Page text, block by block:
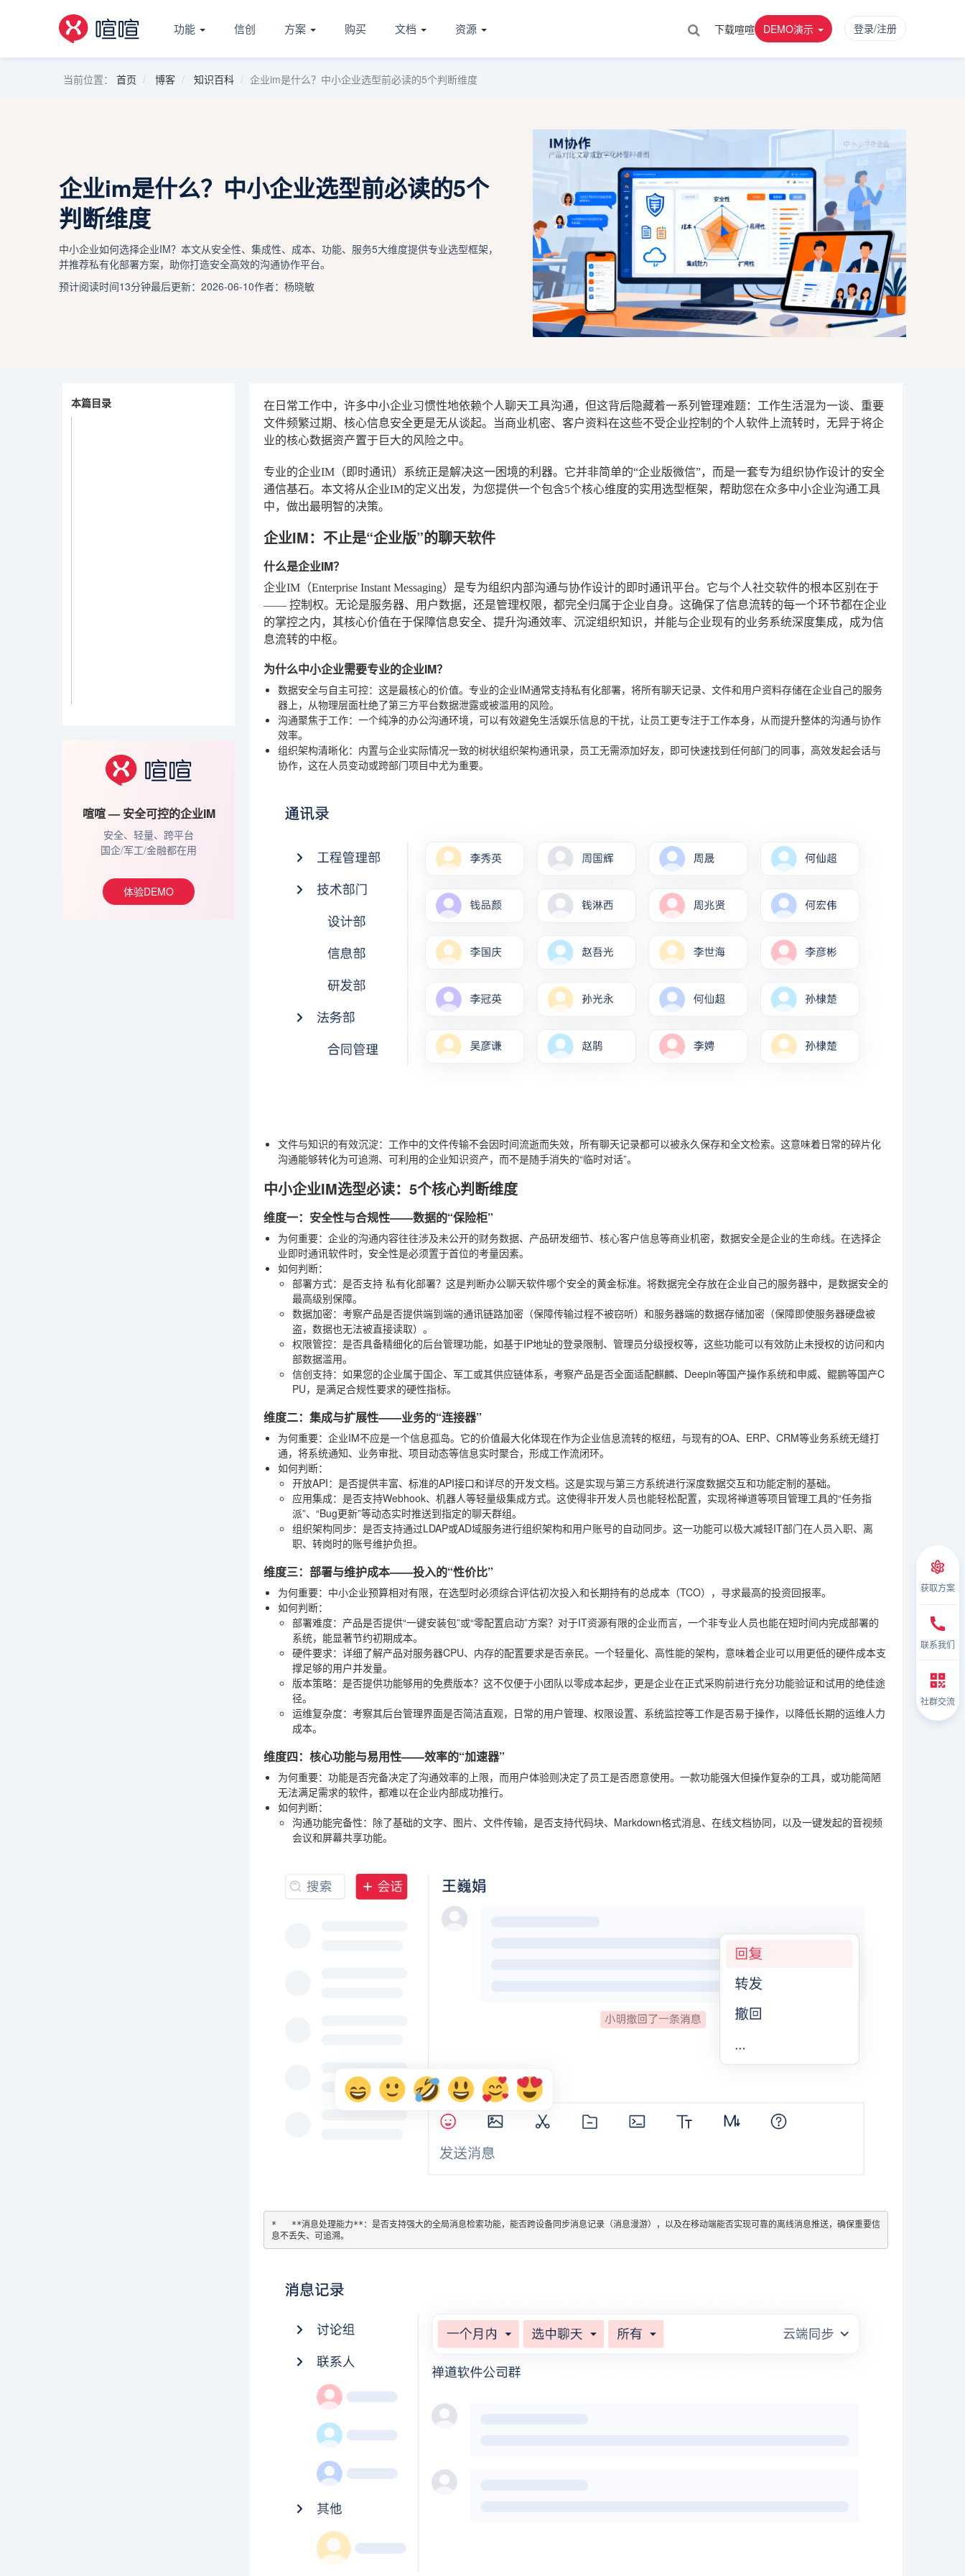
功能 信创 方案 购买 文档 资源 下载喧喧 DEMO演示 登录/注册
当前位置： 首页 博客 知识百科 企业im是什么？中小企业选型前必读的5个判断维度
企业im是什么？中小企业选型前必读的5个
判断维度
中小企业如何选择企业IM？本文从安全性、集成性、成本、功能、服务5大维度提供专业选型框架，
并推荐私有化部署方案，助你打造安全高效的沟通协作平台。
预计阅读时间13分钟最后更新：2026-06-10作者：杨晓敏
本篇目录
喧喧 — 安全可控的企业IM
安全、轻量、跨平台
国企/军工/金融都在用
体验DEMO
在日常工作中，许多中小企业习惯性地依赖个人聊天工具沟通，但这背后隐藏着一系列管理难题：工作生活混为一谈、重要
文件频繁过期、核心信息安全更是无从谈起。当商业机密、客户资料在这些不受企业控制的个人软件上流转时，无异于将企
业的核心数据资产置于巨大的风险之中。
专业的企业IM（即时通讯）系统正是解决这一困境的利器。它并非简单的“企业版微信”，而是一套专为组织协作设计的安全
通信基石。本文将从企业IM的定义出发，为您提供一个包含5个核心维度的实用选型框架，帮助您在众多中小企业沟通工具
中，做出最明智的决策。
企业IM：不止是“企业版”的聊天软件
什么是企业IM？
企业IM（Enterprise Instant Messaging）是专为组织内部沟通与协作设计的即时通讯平台。它与个人社交软件的根本区别在于
—— 控制权。无论是服务器、用户数据，还是管理权限，都完全归属于企业自身。这确保了信息流转的每一个环节都在企业
的掌控之内，其核心价值在于保障信息安全、提升沟通效率、沉淀组织知识，并能与企业现有的业务系统深度集成，成为信
息流转的中枢。
为什么中小企业需要专业的企业IM？
数据安全与自主可控：这是最核心的价值。专业的企业IM通常支持私有化部署，将所有聊天记录、文件和用户资料存储在企业自己的服务
器上，从物理层面杜绝了第三方平台数据泄露或被滥用的风险。
沟通聚焦于工作：一个纯净的办公沟通环境，可以有效避免生活娱乐信息的干扰，让员工更专注于工作本身，从而提升整体的沟通与协作
效率。
组织架构清晰化：内置与企业实际情况一致的树状组织架构通讯录，员工无需添加好友，即可快速找到任何部门的同事，高效发起会话与
协作，这在人员变动或跨部门项目中尤为重要。
文件与知识的有效沉淀：工作中的文件传输不会因时间流逝而失效，所有聊天记录都可以被永久保存和全文检索。这意味着日常的碎片化
沟通能够转化为可追溯、可利用的企业知识资产，而不是随手消失的“临时对话”。
中小企业IM选型必读：5个核心判断维度
维度一：安全性与合规性——数据的“保险柜”
为何重要：企业的沟通内容往往涉及未公开的财务数据、产品研发细节、核心客户信息等商业机密，数据安全是企业的生命线。在选择企
业即时通讯软件时，安全性是必须置于首位的考量因素。
如何判断：
部署方式：是否支持 私有化部署？这是判断办公聊天软件哪个安全的黄金标准。将数据完全存放在企业自己的服务器中，是数据安全的
最高级别保障。
数据加密：考察产品是否提供端到端的通讯链路加密（保障传输过程不被窃听）和服务器端的数据存储加密（保障即使服务器硬盘被
盗，数据也无法被直接读取）。
权限管控：是否具备精细化的后台管理功能，如基于IP地址的登录限制、管理员分级授权等，这些功能可以有效防止未授权的访问和内
部数据滥用。
信创支持：如果您的企业属于国企、军工或其供应链体系，考察产品是否全面适配麒麟、Deepin等国产操作系统和申威、鲲鹏等国产C
PU，是满足合规性要求的硬性指标。
维度二：集成与扩展性——业务的“连接器”
为何重要：企业IM不应是一个信息孤岛。它的价值最大化体现在作为企业信息流转的枢纽，与现有的OA、ERP、CRM等业务系统无缝打
通，将系统通知、业务审批、项目动态等信息实时聚合，形成工作流闭环。
如何判断：
开放API：是否提供丰富、标准的API接口和详尽的开发文档。这是实现与第三方系统进行深度数据交互和功能定制的基础。
应用集成：是否支持Webhook、机器人等轻量级集成方式。这使得非开发人员也能轻松配置，实现将禅道等项目管理工具的“任务指
派”、“Bug更新”等动态实时推送到指定的聊天群组。
组织架构同步：是否支持通过LDAP或AD域服务进行组织架构和用户账号的自动同步。这一功能可以极大减轻IT部门在人员入职、离
职、转岗时的账号维护负担。
维度三：部署与维护成本——投入的“性价比”
为何重要：中小企业预算相对有限，在选型时必须综合评估初次投入和长期持有的总成本（TCO），寻求最高的投资回报率。
如何判断：
部署难度：产品是否提供“一键安装包”或“零配置启动”方案？对于IT资源有限的企业而言，一个非专业人员也能在短时间内完成部署的
系统，能显著节约初期成本。
硬件要求：详细了解产品对服务器CPU、内存的配置要求是否亲民。一个轻量化、高性能的架构，意味着企业可以用更低的硬件成本支
撑足够的用户并发量。
版本策略：是否提供功能够用的免费版本？这不仅便于小团队以零成本起步，更是企业在正式采购前进行充分功能验证和试用的绝佳途
径。
运维复杂度：考察其后台管理界面是否简洁直观，日常的用户管理、权限设置、系统监控等工作是否易于操作，以降低长期的运维人力
成本。
维度四：核心功能与易用性——效率的“加速器”
为何重要：功能是否完备决定了沟通效率的上限，而用户体验则决定了员工是否愿意使用。一款功能强大但操作复杂的工具，或功能简陋
无法满足需求的软件，都难以在企业内部成功推行。
如何判断：
沟通功能完备性：除了基础的文字、图片、文件传输，是否支持代码块、Markdown格式消息、在线文档协同，以及一键发起的音视频
会议和屏幕共享功能。
*   **消息处理能力**：是否支持强大的全局消息检索功能，能否跨设备同步消息记录（消息漫游），以及在移动端能否实现可靠的离线消息推送，确保重要信
息不丢失、可追溯。
获取方案
联系我们
社群交流